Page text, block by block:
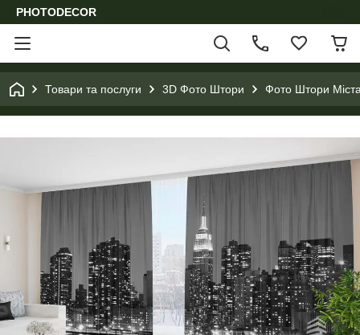
PHOTODECOR
Товари та послуги 3D Фото Штори Фото Штори